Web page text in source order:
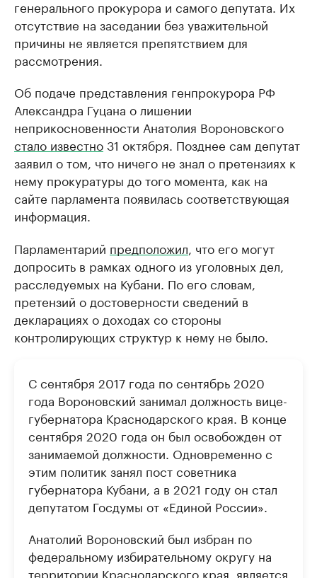
генерального прокурора и самого депутата. Их
отсутствие на заседании без уважительной
причины не является препятствием для
рассмотрения.
Об подаче представления генпрокурора РФ
Александра Гуцана о лишении
неприкосновенности Анатолия Вороновского
стало известно31 октября. Позднее сам депутат
заявил о том, что ничего не знал о претензиях к
нему прокуратуры до того момента, как на
сайте парламента появилась соответствующая
информация.
Парламентарий предположил , что его могут
допросить в рамках одного из уголовных дел,
расследуемых на Кубани. По его словам,
претензий о достоверности сведений в
декларациях о доходах со стороны
контролирующих структур к нему не было.
С сентября 2017 года по сентябрь 2020
года Вороновский занимал должность вице-
губернатора Краснодарского края. В конце
сентября 2020 года он был освобожден от
занимаемой должности. Одновременно с
этим политик занял пост советника
губернатора Кубани, а в 2021 году он стал
депутатом Госдумы от «Единой России».
Анатолий Вороновский был избран по
федеральному избирательному округу на
территории Краснодарского края, является